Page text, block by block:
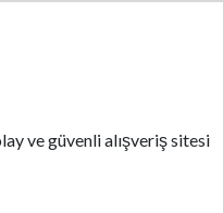
ve güvenli alışveriş sitesi